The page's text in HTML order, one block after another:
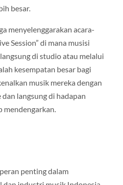
besar.
menyelenggarakan acara-
Session” di mana musisi
di studio atau melalui
kesempatan besar bagi
musik mereka dengan
langsung di hadapan
mendengarkan.
penting dalam